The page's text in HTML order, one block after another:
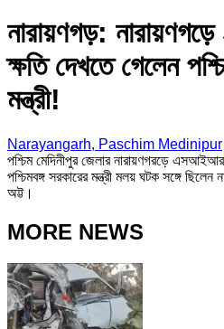
নারায়ণগড়:
ক্ষতি দেখতে গেলেন
মন্ত্রী!
Narayangarh, Paschim Medinipur
পশ্চিম মেদিনীপুর জেলার নারায়ণগরড়ে
পশ্চিমবঙ্গ সরকারের মন্ত্রী মলয় ঘটক সঙ্গে ছিলেন
অট্ট।
MORE NEWS